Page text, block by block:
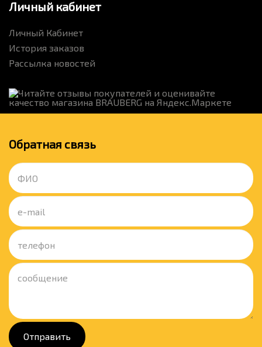
Личный кабинет
Личный Кабинет
История заказов
Рассылка новостей
Обратная связь
Отправить